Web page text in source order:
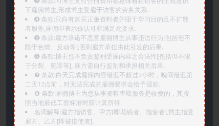
下雇佣博主,形成博主受雇于访客的劳务关系.
➍️ 条款:只向有购买正版资料者并限于学习目的且不扩散
者服务,雇佣即表示你认可和满足此要求.
➎ 条款:雇方承诺不恶意雇佣博主从事违法行为[包括但不
限于色情、反动等],否则雇方承担由此引发的后果.
➏️ 条款:博主也不负责鉴别受雇内容之合法性[包括但不限
于分裂、犯罪等], 雇方需自行鉴别和承担相关后果.
❼ 条款:白天完成雇佣内容最迟不超过2小时，晚间最迟第
二天12点前，对无法完成的雇佣要求会给予退款.
❽ 条款:雇佣博主为您从事资料查取服务是收费的，其按
照当地最低工资标准时薪计算所得.
名词解释:雇方指访客、甲方[即花钱者、指使者],博主指受
雇方、乙方[即被指使者].